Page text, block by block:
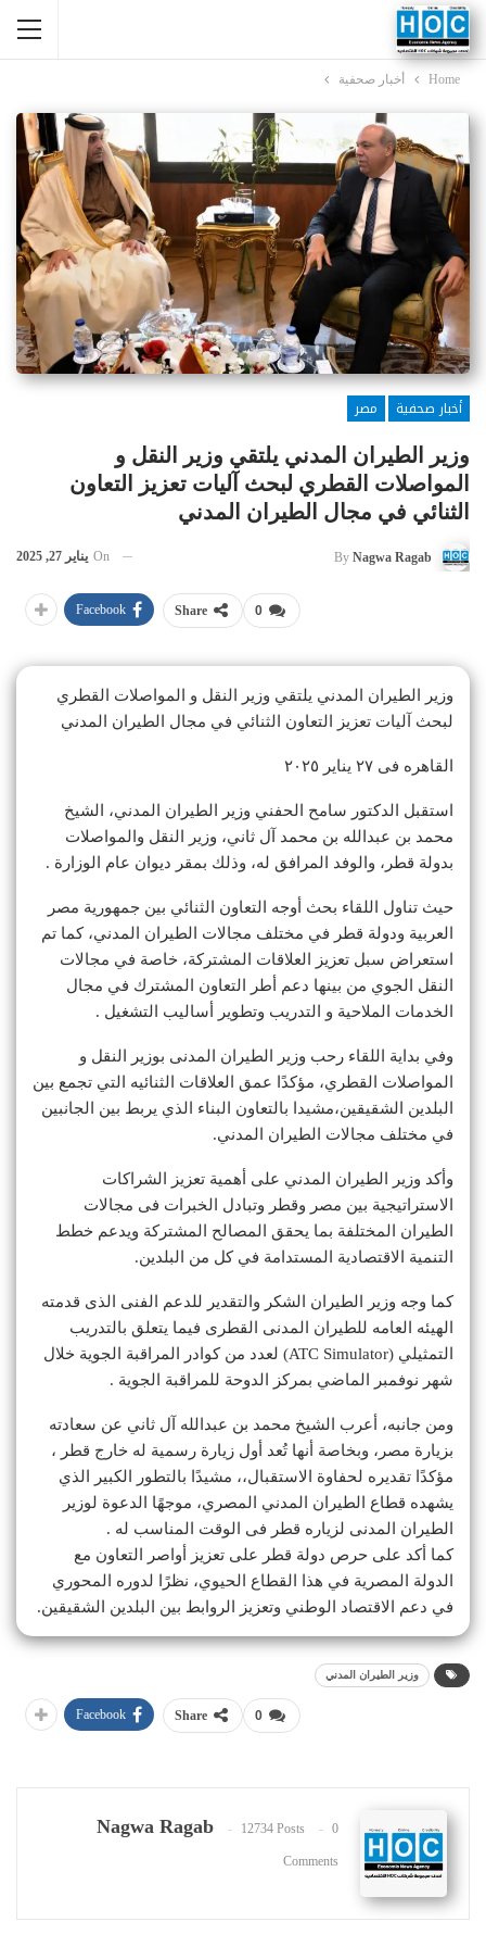
Home أخبار صحفية
أخبار صحفية
مصر
وزير الطيران المدني يلتقي وزير النقل و
المواصلات القطري لبحث آليات تعزيز التعاون
الثنائي في مجال الطيران المدني
By Nagwa Ragab
On يناير 27, 2025
0
Share
Facebook
وزير الطيران المدني يلتقي وزير النقل و المواصلات القطري
لبحث آليات تعزيز التعاون الثنائي في مجال الطيران المدني
القاهره فى ٢٧ يناير ٢٠٢٥
استقبل الدكتور سامح الحفني وزير الطيران المدني، الشيخ
محمد بن عبدالله بن محمد آل ثاني، وزير النقل والمواصلات
بدولة قطر، والوفد المرافق له، وذلك بمقر ديوان عام الوزارة .
حيث تناول اللقاء بحث أوجه التعاون الثنائي بين جمهورية مصر
العربية ودولة قطر في مختلف مجالات الطيران المدني، كما تم
استعراض سبل تعزيز العلاقات المشتركة، خاصة في مجالات
النقل الجوي من بينها دعم أطر التعاون المشترك في مجال
الخدمات الملاحية و التدريب وتطوير أساليب التشغيل .
وفي بداية اللقاء رحب وزير الطيران المدنى بوزير النقل و
المواصلات القطري، مؤكدًا عمق العلاقات الثنائيه التي تجمع بين
البلدين الشقيقين،مشيدا بالتعاون البناء الذي يربط بين الجانبين
في مختلف مجالات الطيران المدني.
وأكد وزير الطيران المدني على أهمية تعزيز الشراكات
الاستراتيجية بين مصر وقطر وتبادل الخبرات فى مجالات
الطيران المختلفة بما يحقق المصالح المشتركة ويدعم خطط
التنمية الاقتصادية المستدامة في كل من البلدين.
كما وجه وزير الطيران الشكر والتقدير للدعم الفنى الذى قدمته
الهيئه العامه للطيران المدنى القطرى فيما يتعلق بالتدريب
التمثيلي (ATC Simulator) لعدد من كوادر المراقبة الجوية خلال
شهر نوفمبر الماضي بمركز الدوحة للمراقبة الجوية .
ومن جانبه، أعرب الشيخ محمد بن عبدالله آل ثاني عن سعادته
بزيارة مصر، وبخاصة أنها تُعد أول زيارة رسمية له خارج قطر ،
مؤكدًا تقديره لحفاوة الاستقبال،، مشيدًا بالتطور الكبير الذي
يشهده قطاع الطيران المدني المصري، موجهًا الدعوة لوزير
الطيران المدنى لزياره قطر فى الوقت المناسب له .
كما أكد على حرص دولة قطر على تعزيز أواصر التعاون مع
الدولة المصرية في هذا القطاع الحيوي، نظرًا لدوره المحوري
في دعم الاقتصاد الوطني وتعزيز الروابط بين البلدين الشقيقين.
وزير الطيران المدني
0
Share
Facebook
Nagwa Ragab 12734 Posts 0
Comments